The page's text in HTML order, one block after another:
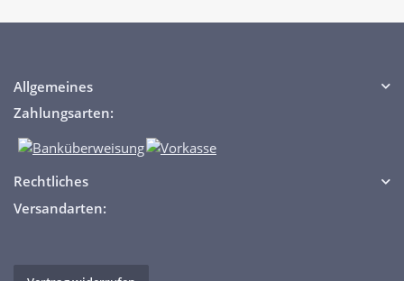
Allgemeines
Zahlungsarten:
Rechtliches
Versandarten: